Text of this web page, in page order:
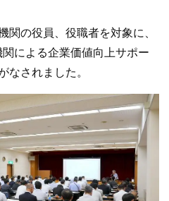
の役員、役職者を対象に、
による企業価値向上サポー
なされました。